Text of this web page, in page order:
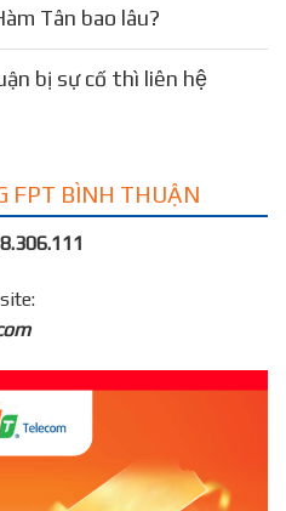
Tân bao lâu?
bị sự cố thì liên hệ
FPT BÌNH THUẬN